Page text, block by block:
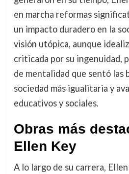
en marcha reformas
un impacto duradero en la
visión utópica, aunque
criticada por su ingenuidad,
de mentalidad que sentó las
sociedad más igualitaria y
educativos y sociales.
Obras más
Ellen Key
A lo largo de su carrera,